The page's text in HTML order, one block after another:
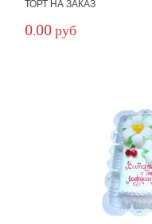
ТОРТ НА ЗАКАЗ
0.00 руб